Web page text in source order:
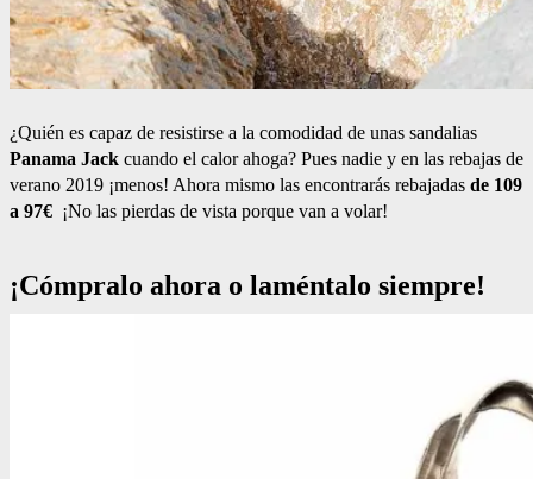
¿Quién es capaz de resistirse a la comodidad de unas sandalias
Panama Jack cuando el calor ahoga? Pues nadie y en las rebajas de
verano 2019 ¡menos! Ahora mismo las encontrarás rebajadas de 109
a 97€ ¡No las pierdas de vista porque van a volar!
¡Cómpralo ahora o laméntalo siempre!